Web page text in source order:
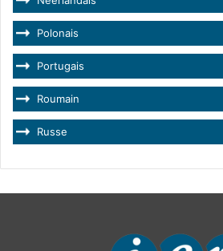
Polonais
Portugais
Roumain
Russe